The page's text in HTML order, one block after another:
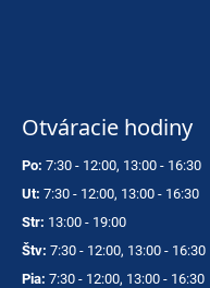
Otváracie hodiny
Po: 7:30 - 12:00, 13:00 - 16:30
Ut: 7:30 - 12:00, 13:00 - 16:30
Str: 13:00 - 19:00
Štv: 7:30 - 12:00, 13:00 - 16:30
Pia: 7:30 - 12:00, 13:00 - 16:30